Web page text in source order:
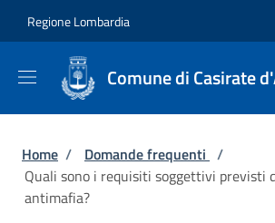
Regione Lombardia
Comune di Casirate
Briciole di pane
Home / Domande frequenti /
Quali sono i requisiti soggettivi previsti
antimafia?